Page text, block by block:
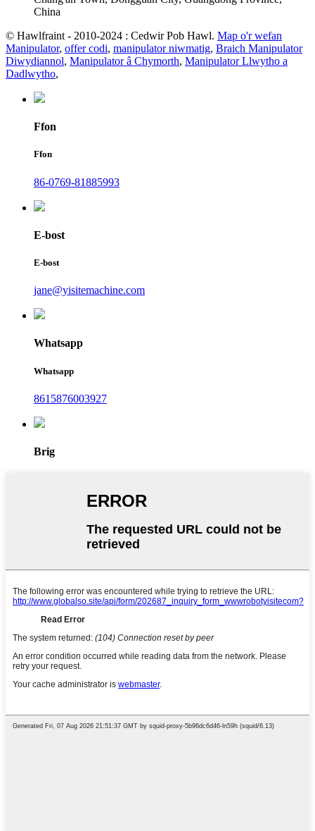
China
© Hawlfraint - 2010-2024 : Cedwir Pob Hawl. Map o'r wefan
Manipulator, offer codi, manipulator niwmatig, Braich Manipulator
Diwydiannol, Manipulator â Chymorth, Manipulator Llwytho a
Dadlwytho,
Ffon
Ffon
86-0769-81885993
E-bost
E-bost
jane@yisitemachine.com
Whatsapp
Whatsapp
8615876003927
Brig